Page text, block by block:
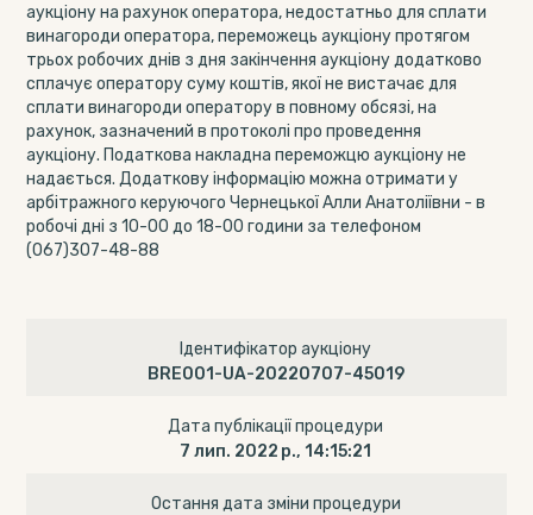
аукціону на рахунок оператора, недостатньо для сплати
винагороди оператора, переможець аукціону протягом
трьох робочих днів з дня закінчення аукціону додатково
сплачує оператору суму коштів, якої не вистачає для
сплати винагороди оператору в повному обсязі, на
рахунок, зазначений в протоколі про проведення
аукціону. Податкова накладна переможцю аукціону не
надається. Додаткову інформацію можна отримати у
арбітражного керуючого Чернецької Алли Анатоліївни - в
робочі дні з 10-00 до 18-00 години за телефоном
(067)307-48-88
Ідентифікатор аукціону
BRE001-UA-20220707-45019
Дата публікації процедури
7 лип. 2022 р., 14:15:21
Остання дата зміни процедури